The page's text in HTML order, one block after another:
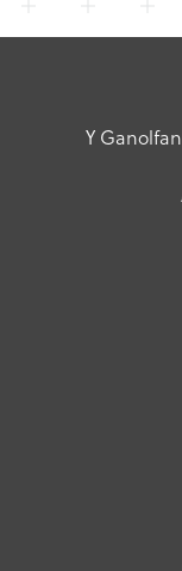
Y